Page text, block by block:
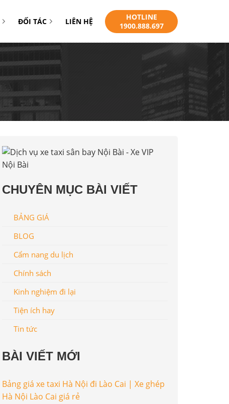
ĐỐI TÁC LIÊN HỆ
HOTLINE
1900.888.697
CHUYÊN MỤC BÀI VIẾT
BẢNG GIÁ
BLOG
Cẩm nang du lịch
Chính sách
Kinh nghiệm đi lại
Tiện ích hay
Tin tức
BÀI VIẾT MỚI
Bảng giá xe taxi Hà Nội đi Lào Cai | Xe ghép
Hà Nội Lào Cai giá rẻ